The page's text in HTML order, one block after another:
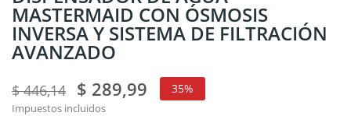
MASTERMAID CON ÓSMOSIS
INVERSA Y SISTEMA DE FILTRACIÓN
AVANZADO
$ 446,14 $ 289,99 35%
Impuestos incluidos